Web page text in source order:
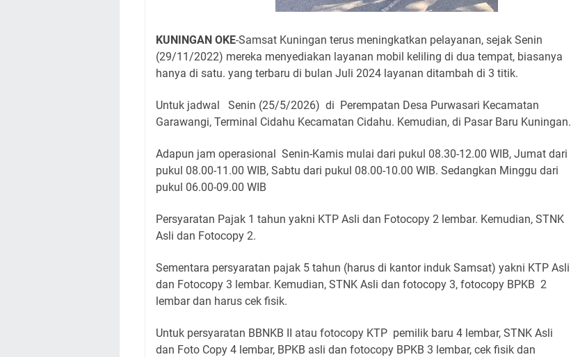
KUNINGAN OKE-Samsat Kuningan terus meningkatkan pelayanan, sejak Senin
(29/11/2022) mereka menyediakan layanan mobil keliling di dua tempat, biasanya
hanya di satu. yang terbaru di bulan Juli 2024 layanan ditambah di 3 titik.
Untuk jadwal Senin (25/5/2026) di Perempatan Desa Purwasari Kecamatan
Garawangi, Terminal Cidahu Kecamatan Cidahu. Kemudian, di Pasar Baru Kuningan.
Adapun jam operasional Senin-Kamis mulai dari pukul 08.30-12.00 WIB, Jumat dari
pukul 08.00-11.00 WIB, Sabtu dari pukul 08.00-10.00 WIB. Sedangkan Minggu dari
pukul 06.00-09.00 WIB
Persyaratan Pajak 1 tahun yakni KTP Asli dan Fotocopy 2 lembar. Kemudian, STNK
Asli dan Fotocopy 2.
Sementara persyaratan pajak 5 tahun (harus di kantor induk Samsat) yakni KTP Asli
dan Fotocopy 3 lembar. Kemudian, STNK Asli dan fotocopy 3, fotocopy BPKB 2
lembar dan harus cek fisik.
Untuk persyaratan BBNKB II atau fotocopy KTP pemilik baru 4 lembar, STNK Asli
dan Foto Copy 4 lembar, BPKB asli dan fotocopy BPKB 3 lembar, cek fisik dan